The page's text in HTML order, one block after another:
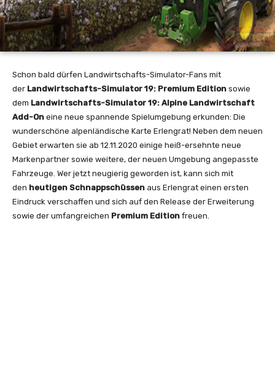
Schon bald dürfen Landwirtschafts-Simulator-Fans mit
der Landwirtschafts-Simulator 19: Premium Edition sowie
dem Landwirtschafts-Simulator 19: Alpine Landwirtschaft
Add-On eine neue spannende Spielumgebung erkunden: Die
wunderschöne alpenländische Karte Erlengrat! Neben dem neuen
Gebiet erwarten sie ab 12.11.2020 einige heiß-ersehnte neue
Markenpartner sowie weitere, der neuen Umgebung angepasste
Fahrzeuge. Wer jetzt neugierig geworden ist, kann sich mit
den heutigen Schnappschüssen aus Erlengrat einen ersten
Eindruck verschaffen und sich auf den Release der Erweiterung
sowie der umfangreichen Premium Edition freuen.